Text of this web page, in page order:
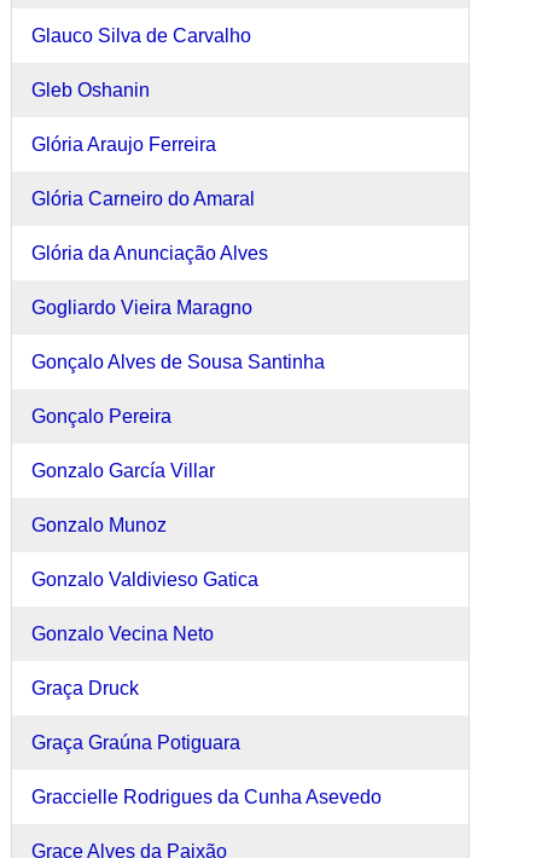
Glauco Silva de Carvalho
Gleb Oshanin
Glória Araujo Ferreira
Glória Carneiro do Amaral
Glória da Anunciação Alves
Gogliardo Vieira Maragno
Gonçalo Alves de Sousa Santinha
Gonçalo Pereira
Gonzalo García Villar
Gonzalo Munoz
Gonzalo Valdivieso Gatica
Gonzalo Vecina Neto
Graça Druck
Graça Graúna Potiguara
Graccielle Rodrigues da Cunha Asevedo
Grace Alves da Paixão